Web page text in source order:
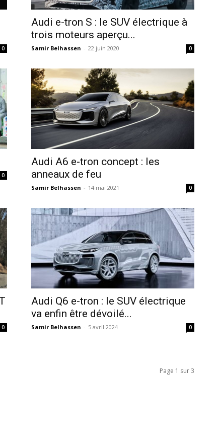
0
Audi e-tron S : le SUV électrique à
trois moteurs aperçu...
Samir Belhassen - 22 juin 2020 0
0
Audi A6 e-tron concept : les
anneaux de feu
Samir Belhassen - 14 mai 2021 0
0
Audi Q6 e-tron : le SUV électrique
va enfin être dévoilé...
Samir Belhassen - 5 avril 2024 0
Page 1 sur 3